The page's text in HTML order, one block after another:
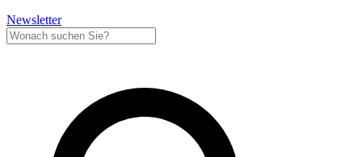
Newsletter